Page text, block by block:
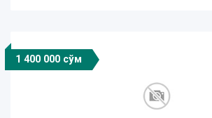
1 400 000 сўм